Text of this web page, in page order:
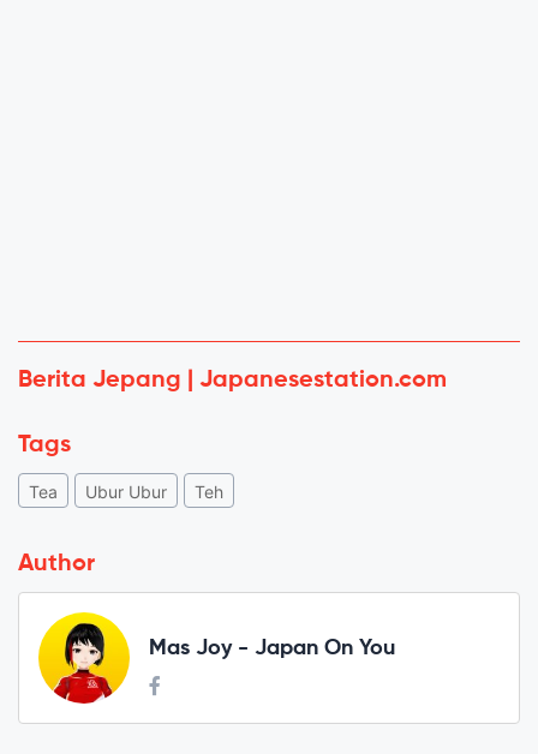
Berita Jepang | Japanesestation.com
Tags
Tea Ubur Ubur Teh
Author
Mas Joy - Japan On You